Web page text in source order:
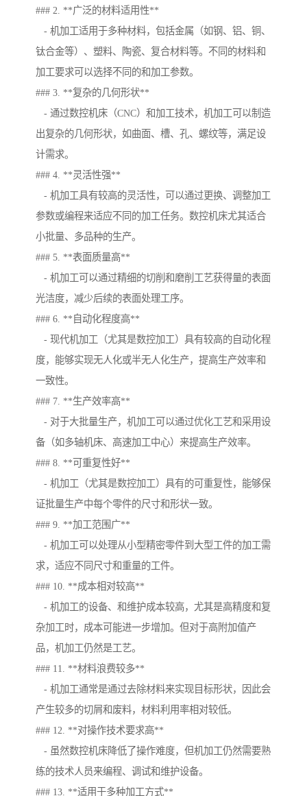
### 2. **广泛的材料适用性**
- 机加工适用于多种材料，包括金属（如钢、铝、铜、
钛合金等）、塑料、陶瓷、复合材料等。不同的材料和
加工要求可以选择不同的和加工参数。
### 3. **复杂的几何形状**
- 通过数控机床（CNC）和加工技术，机加工可以制造
出复杂的几何形状，如曲面、槽、孔、螺纹等，满足设
计需求。
### 4. **灵活性强**
- 机加工具有较高的灵活性，可以通过更换、调整加工
参数或编程来适应不同的加工任务。数控机床尤其适合
小批量、多品种的生产。
### 5. **表面质量高**
- 机加工可以通过精细的切削和磨削工艺获得量的表面
光洁度，减少后续的表面处理工序。
### 6. **自动化程度高**
- 现代机加工（尤其是数控加工）具有较高的自动化程
度，能够实现无人化或半无人化生产，提高生产效率和
一致性。
### 7. **生产效率高**
- 对于大批量生产，机加工可以通过优化工艺和采用设
备（如多轴机床、高速加工中心）来提高生产效率。
### 8. **可重复性好**
- 机加工（尤其是数控加工）具有的可重复性，能够保
证批量生产中每个零件的尺寸和形状一致。
### 9. **加工范围广**
- 机加工可以处理从小型精密零件到大型工件的加工需
求，适应不同尺寸和重量的工件。
### 10. **成本相对较高**
- 机加工的设备、和维护成本较高，尤其是高精度和复
杂加工时，成本可能进一步增加。但对于高附加值产
品，机加工仍然是工艺。
### 11. **材料浪费较多**
- 机加工通常是通过去除材料来实现目标形状，因此会
产生较多的切屑和废料，材料利用率相对较低。
### 12. **对操作技术要求高**
- 虽然数控机床降低了操作难度，但机加工仍然需要熟
练的技术人员来编程、调试和维护设备。
### 13. **适用于多种加工方式**